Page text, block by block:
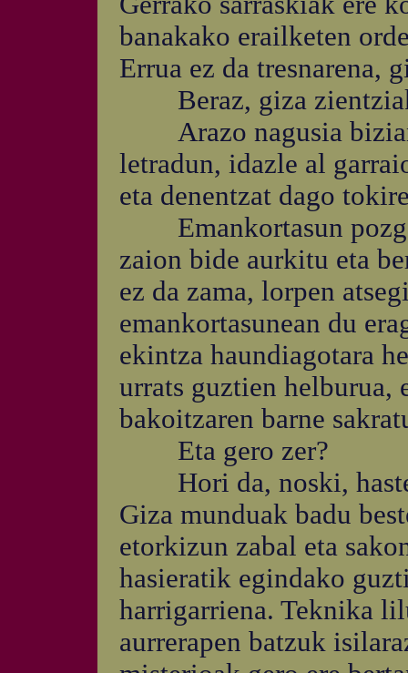
banakako erailketen
Errua ez da tresnarena,
Beraz, giza
Arazo nagusia bizian
letradun, idazle al
eta denentzat dago
Emankortasun
zaion bide aurkitu eta
ez da zama, lorpen
emankortasunean du
ekintza haundiagotara
urrats guztien helburua,
bakoitzaren barne
Eta gero zer?
Hori da, noski, haste
Giza munduak badu
etorkizun zabal eta
hasieratik egindako
harrigarriena. Teknika
aurrerapen batzuk